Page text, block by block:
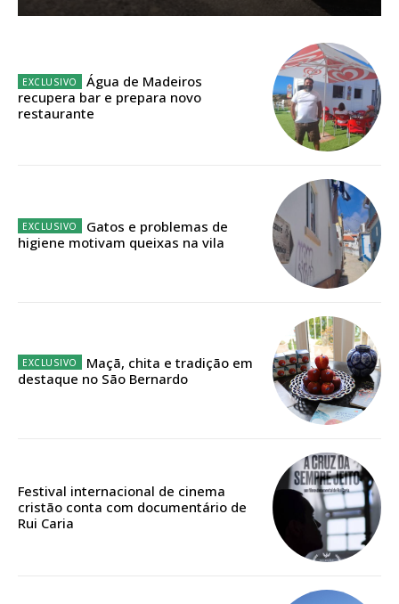
Escolha o plano de assinatura desejado:
32€
Edição em papel entregue à Quinta-feira em sua
casa
Acesso ao conteúdo online
Acesso aos conteúdos Exclusivos para
Escolha o plano
Água de Madeiros
recupera bar e prepara novo
restaurante
Gatos e problemas de
higiene motivam queixas na vila
Maçã, chita e tradição em
destaque no São Bernardo
Festival internacional de cinema
cristão conta com documentário de
Rui Caria